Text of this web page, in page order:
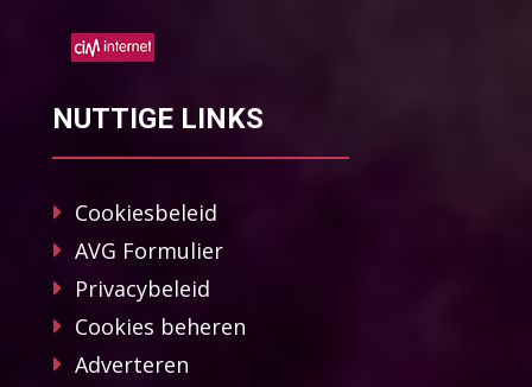
NUTTIGE LINKS
Cookiesbeleid
AVG Formulier
Privacybeleid
Cookies beheren
Adverteren